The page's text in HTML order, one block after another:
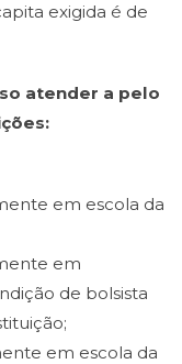
exigida é de
atender a pelo
em escola da
em
de bolsista
em escola da